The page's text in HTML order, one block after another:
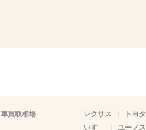
車買取相場 レクサス トヨタ
いすゞ
ユーノス